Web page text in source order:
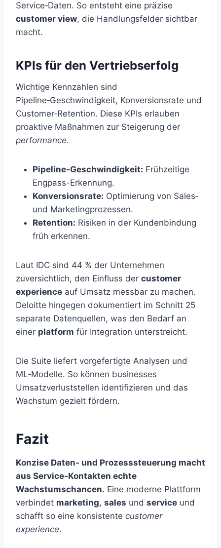
Service‑Daten. So entsteht eine präzise
customer view, die Handlungsfelder sichtbar
macht.
KPIs für den Vertriebserfolg
Wichtige Kennzahlen sind
Pipeline‑Geschwindigkeit, Konversionsrate und
Customer‑Retention. Diese KPIs erlauben
proaktive Maßnahmen zur Steigerung der
performance.
Pipeline‑Geschwindigkeit: Frühzeitige
Engpass-Erkennung.
Konversionsrate: Optimierung von Sales‑
und Marketingprozessen.
Retention: Risiken in der Kundenbindung
früh erkennen.
Laut IDC sind 44 % der Unternehmen
zuversichtlich, den Einfluss der customer
experience auf Umsatz messbar zu machen.
Deloitte hingegen dokumentiert im Schnitt 25
separate Datenquellen, was den Bedarf an
einer platform für Integration unterstreicht.
Die Suite liefert vorgefertigte Analysen und
ML‑Modelle. So können businesses
Umsatzverluststellen identifizieren und das
Wachstum gezielt fördern.
Fazit
Konzise Daten‑ und Prozesssteuerung macht
aus Service‑Kontakten echte
Wachstumschancen. Eine moderne Plattform
verbindet marketing, sales und service und
schafft so eine konsistente customer
experience.